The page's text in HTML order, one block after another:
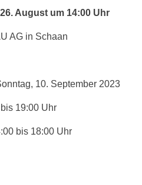
August um 14:00 Uhr
AG in Schaan
10. September 2023
19:00 Uhr
bis 18:00 Uhr